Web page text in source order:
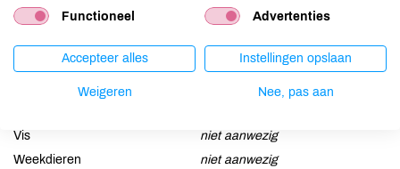
Noten
kan bevatten
Schaaldieren
niet aanwezig
niet aanwezig
kan bevatten
Vis
niet aanwezig
Weekdieren
niet aanwezig
Functioneel Advertenties
Accepteer alles Instellingen opslaan
Weigeren Nee, pas aan